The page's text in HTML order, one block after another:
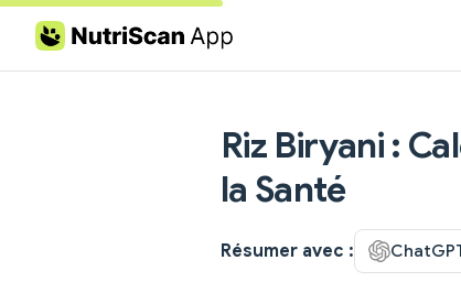
Skip to content
Riz Biryani :
la Santé
Résumer avec :